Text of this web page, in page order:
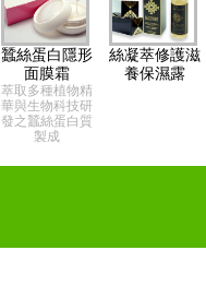
蠶絲蛋白隱形
面膜霜
萃取多種植物精
華與生物科技研
發之蠶絲蛋白質
製成
絲凝萃修護滋
養保濕露